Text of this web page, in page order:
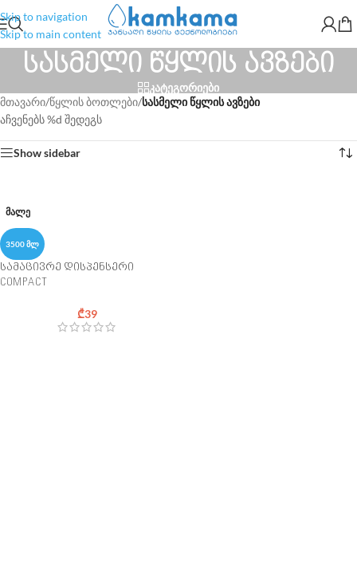
Skip to navigation
Skip to main content
სასმელი წყლის ავზები
კატეგორიები
მთავარი/წყლის ბოთლები/სასმელი წყლის ავზები
აჩვენებს %d შედეგს
Show sidebar
ᲛᲐᲚᲔ
3500 ᲛᲚ
სამაცივრე დისპენსერი
COMPACT
₾39